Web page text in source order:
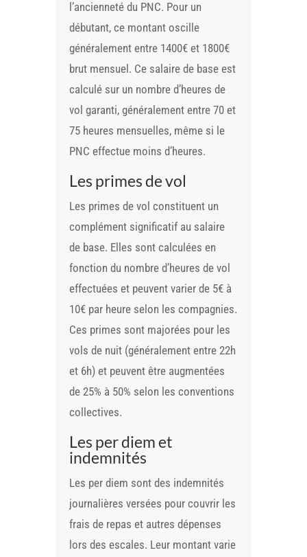
l’ancienneté du PNC. Pour un
débutant, ce montant oscille
généralement entre 1400€ et 1800€
brut mensuel. Ce salaire de base est
calculé sur un nombre d’heures de
vol garanti, généralement entre 70 et
75 heures mensuelles, même si le
PNC effectue moins d’heures.
Les primes de vol
Les primes de vol constituent un
complément significatif au salaire
de base. Elles sont calculées en
fonction du nombre d’heures de vol
effectuées et peuvent varier de 5€ à
10€ par heure selon les compagnies.
Ces primes sont majorées pour les
vols de nuit (généralement entre 22h
et 6h) et peuvent être augmentées
de 25% à 50% selon les conventions
collectives.
Les per diem et
indemnités
Les per diem sont des indemnités
journalières versées pour couvrir les
frais de repas et autres dépenses
lors des escales. Leur montant varie